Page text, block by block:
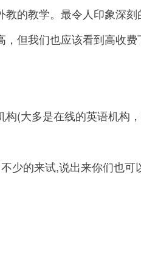
教学。最令人印象深刻
但我们也应该看到高收
大多是在线的英语机构，
的来试,说出来你们也可